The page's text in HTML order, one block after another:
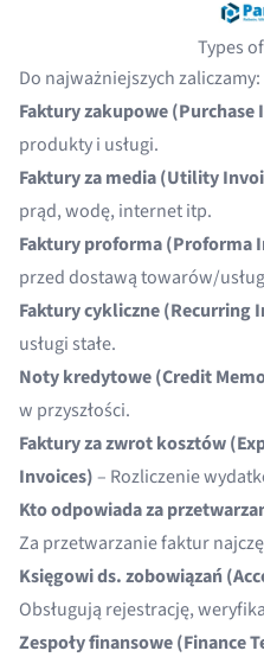
Types
Do najważniejszych zaliczamy:
Faktury zakupowe (Purchase
produkty i usługi.
Faktury za media (Utility
prąd, wodę, internet itp.
Faktury proforma (Proforma
przed dostawą towarów/
Faktury cykliczne (Recurring
usługi stałe.
Noty kredytowe (Credit
w przyszłości.
Faktury za zwrot kosztów
Invoices)– Rozliczenie
Kto odpowiada za
Za przetwarzanie faktur
Księgowi ds. zobowiązań
Obsługują rejestrację,
Zespoły finansowe (Finance